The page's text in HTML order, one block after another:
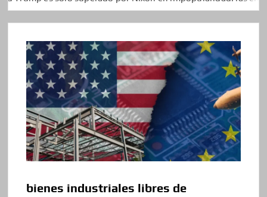
bienes industriales libres de